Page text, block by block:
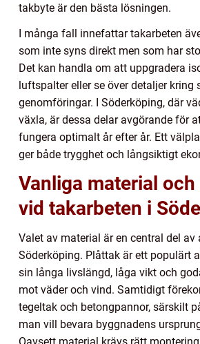
takbyte är den bästa lösningen.
I många fall innefattar takarbeten
som inte syns direkt men som har
Det kan handla om att uppgradera
luftspalter eller se över detaljer kring
genomföringar. I Söderköping, där
växla, är dessa delar avgörande för
fungera optimalt år efter år. Ett
ger både trygghet och långsiktigt
Vanliga material
vid takarbeten i
Valet av material är en central del av
Söderköping. Plåttak är ett populärt
sin långa livslängd, låga vikt och
mot väder och vind. Samtidigt
tegeltak och betongpannor, särskilt
man vill bevara byggnadens